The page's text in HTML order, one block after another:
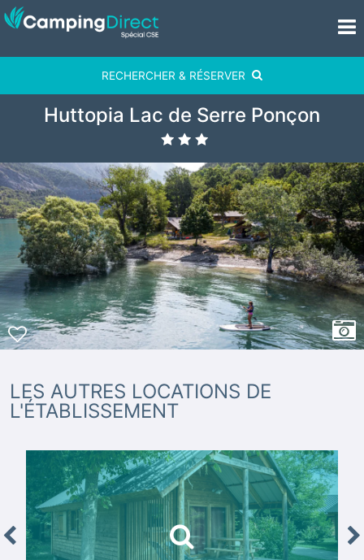
RECHERCHER & RÉSERVER
Huttopia Lac de Serre Ponçon
LES AUTRES LOCATIONS DE
L'ÉTABLISSEMENT